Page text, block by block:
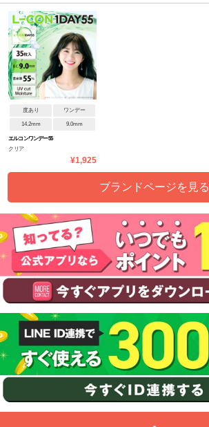
度あり ワンデー
14.2mm 9.0mm
エルコンワンデー55
クリア
¥1,925
ブランドページを見る